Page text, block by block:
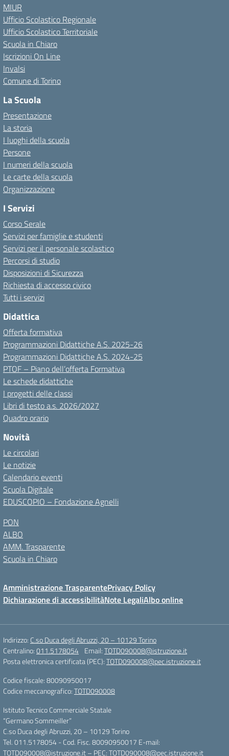
MIUR
Ufficio Scolastico Regionale
Ufficio Scolastico Territoriale
Scuola in Chiaro
Iscrizioni On Line
Invalsi
Comune di Torino
La Scuola
Presentazione
La storia
I luoghi della scuola
Persone
I numeri della scuola
Le carte della scuola
Organizzazione
I Servizi
Corso Serale
Servizi per famiglie e studenti
Servizi per il personale scolastico
Percorsi di studio
Disposizioni di Sicurezza
Richiesta di accesso civico
Tutti i servizi
Didattica
Offerta formativa
Programmazioni Didattiche A.S. 2025-26
Programmazioni Didattiche A.S. 2024-25
PTOF – Piano dell’offerta Formativa
Le schede didattiche
I progetti delle classi
Libri di testo a.s. 2026/2027
Quadro orario
Novità
Le circolari
Le notizie
Calendario eventi
Scuola Digitale
EDUSCOPIO – Fondazione Agnelli
PON
ALBO
AMM. Trasparente
Scuola in Chiaro
Amministrazione TrasparentePrivacy Policy
Dichiarazione di accessibilitàNote LegaliAlbo online
Indirizzo: C.so Duca degli Abruzzi, 20 – 10129 Torino
Centralino:011.5178054 Email:TOTD090008@istruzione.it
Posta elettronica certificata (PEC):TOTD090008@pec.istruzione.it
Codice fiscale: 80090950017
Codice meccanografico:TOTD090008
Istituto Tecnico Commerciale Statale
“Germano Sommeiller”
C.so Duca degli Abruzzi, 20 – 10129 Torino
Tel. 011.5178054 - Cod. Fisc. 80090950017 E-mail:
TOTD090008@istruzione.it – PEC: TOTD090008@pec.istruzione.it